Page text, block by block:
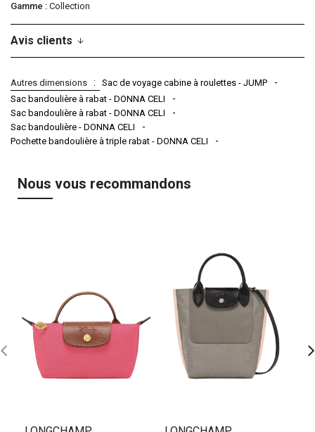
Gamme
Collection
Avis clients
Autres dimensions
Sac de voyage cabine à roulettes - JUMP
Sac bandoulière à rabat - DONNA CELI
Sac bandoulière à rabat - DONNA CELI
Sac bandoulière - DONNA CELI
Pochette bandoulière à triple rabat - DONNA CELI
Nous vous recommandons